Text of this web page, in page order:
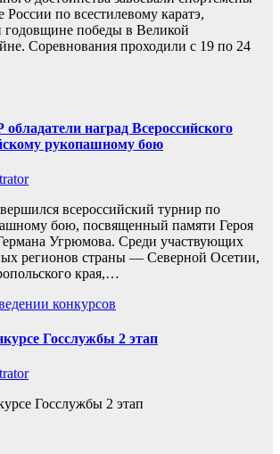
по всестилевому каратэ,
победы в Великой
Соревнования проходили с 19 по 24
наград Всероссийского
рукопашному бою
всероссийский турнир по
бою, посвященный памяти Героя
Угрюмова. Среди участвующих
регионов страны — Северной Осетии,
края,…
конкурсов
Госслужбы 2 этап
Госслужбы 2 этап